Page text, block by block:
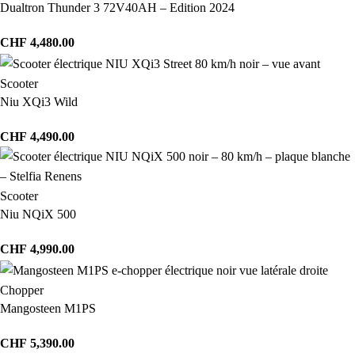
Dualtron Thunder 3 72V40AH – Edition 2024
CHF 4,480.00
Scooter
Niu XQi3 Wild
CHF 4,490.00
Scooter
Niu NQiX 500
CHF 4,990.00
Chopper
Mangosteen M1PS
CHF 5,390.00